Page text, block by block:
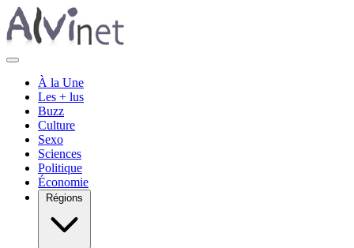
À la Une
Les + lus
Buzz
Culture
Sexo
Sciences
Politique
Économie
Régions